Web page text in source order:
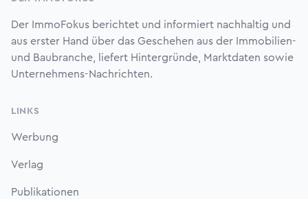
Der ImmoFokus berichtet und informiert nachhaltig und
aus erster Hand über das Geschehen aus der Immobilien-
und Baubranche, liefert Hintergründe, Marktdaten sowie
Unternehmens-Nachrichten.
LINKS
Werbung
Verlag
Publikationen